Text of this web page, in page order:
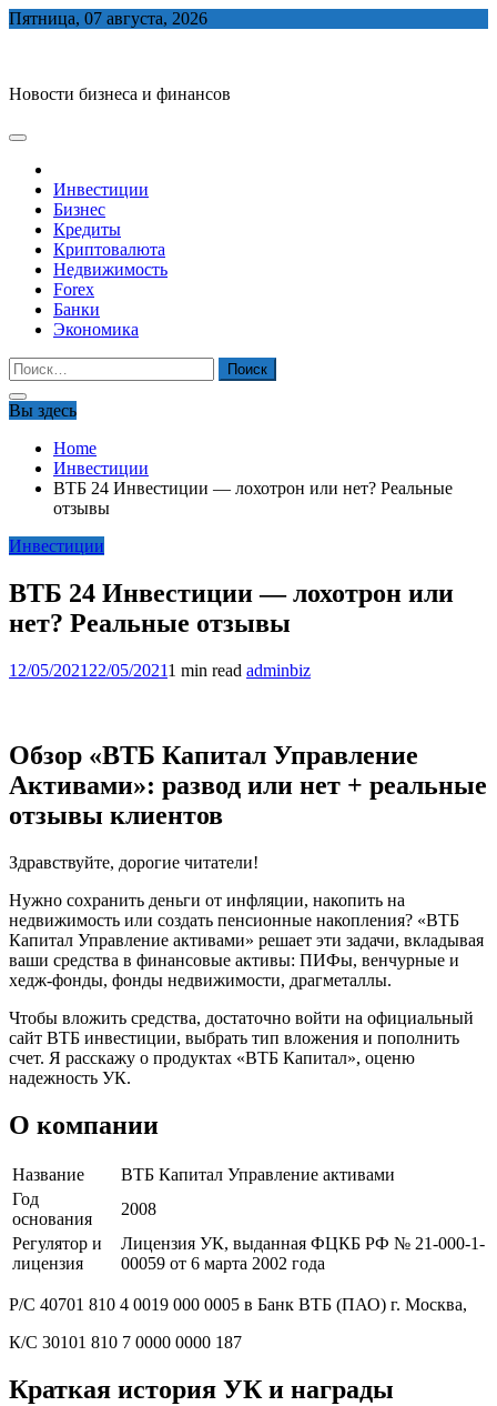
Skip
Пятница, 07 августа, 2026
Новости бизнеса и финансов
Инвестиции
Бизнес
Кредиты
Криптовалюта
Недвижимость
Forex
Банки
Экономика
Найти:
Вы здесь
Home
Инвестиции
ВТБ 24 Инвестиции — лохотрон или нет? Реальные
отзывы
Инвестиции
ВТБ 24 Инвестиции — лохотрон или
нет? Реальные отзывы
12/05/2021 22/05/20211 min read adminbiz
Обзор «ВТБ Капитал Управление
Активами»: развод или нет + реальные
отзывы клиентов
Здравствуйте, дорогие читатели!
Нужно сохранить деньги от инфляции, накопить на
недвижимость или создать пенсионные накопления? «ВТБ
Капитал Управление активами» решает эти задачи, вкладывая
ваши средства в финансовые активы: ПИФы, венчурные и
хедж-фонды, фонды недвижимости, драгметаллы.
Чтобы вложить средства, достаточно войти на официальный
сайт ВТБ инвестиции, выбрать тип вложения и пополнить
счет. Я расскажу о продуктах «ВТБ Капитал», оценю
надежность УК.
О компании
Название
ВТБ Капитал Управление активами
Год
основания
2008
Регулятор и
лицензия
Лицензия УК, выданная ФЦКБ РФ № 21-000-1-
00059 от 6 марта 2002 года
Р/С 40701 810 4 0019 000 0005 в Банк ВТБ (ПАО) г. Москва,
К/С 30101 810 7 0000 0000 187
Краткая история УК и награды